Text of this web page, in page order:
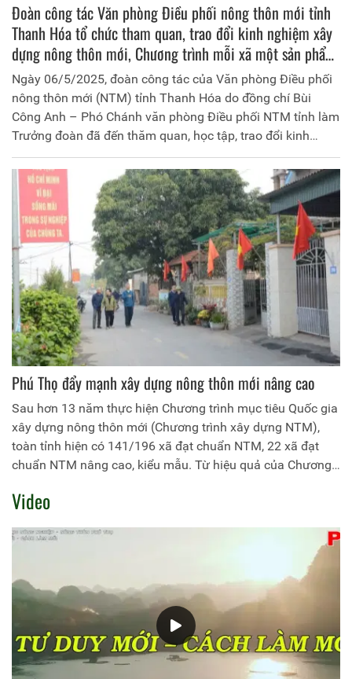
Đoàn công tác Văn phòng Điều phối nông thôn mới tỉnh
Thanh Hóa tổ chức tham quan, trao đổi kinh nghiệm xây
dựng nông thôn mới, Chương trình mỗi xã một sản phẩm
(OCOP) tại tỉnh Phú Thọ
Ngày 06/5/2025, đoàn công tác của Văn phòng Điều phối
nông thôn mới (NTM) tỉnh Thanh Hóa do đồng chí Bùi
Công Anh – Phó Chánh văn phòng Điều phối NTM tỉnh làm
Trưởng đoàn đã đến thăm quan, học tập, trao đổi kinh
nghiệm xây dựng nông thôn mới, Chương trình mỗi xã một
sản phẩm (OCOP) tại tỉnh Phú Thọ. Tiếp và làm việc với
Đoàn công tác có đồng chí Nguyễn Nam Cường, Phó
Chánh văn phòng và cán bộ của Văn phòng điều phối NTM
tỉnh Phú Thọ; nhân dân, cán bộ UBND các xã Tứ Xã, huyện
Lâm Thao và Hùng Lô, thành phố Việt Trì.
Phú Thọ đẩy mạnh xây dựng nông thôn mới nâng cao
Sau hơn 13 năm thực hiện Chương trình mục tiêu Quốc gia
xây dựng nông thôn mới (Chương trình xây dựng NTM),
toàn tỉnh hiện có 141/196 xã đạt chuẩn NTM, 22 xã đạt
chuẩn NTM nâng cao, kiểu mẫu. Từ hiệu quả của Chương
địa bàn tỉnh khởi sắc, quốc phòng - an ninh được giữ vững,
Video